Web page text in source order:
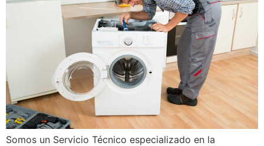
Somos un Servicio Técnico especializado en la